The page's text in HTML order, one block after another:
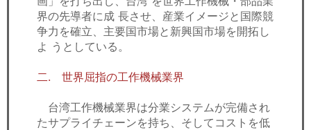
界の先導者に成 長させ、産業イメージと国際競
争力を確立、主要国市場と新興国市場を開拓し
よ うとしている。
二. 世界屈指の工作機械業界
台湾工作機械業界は分業システムが完備され
たサプライチェーンを持ち、そしてコストを低